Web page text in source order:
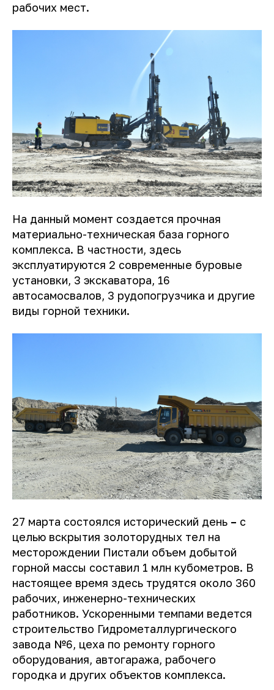
рабочих мест.
На данный момент создается прочная
материально-техническая база горного
комплекса. В частности, здесь
эксплуатируются 2 современные буровые
установки, 3 экскаватора, 16
автосамосвалов, 3 рудопогрузчика и другие
виды горной техники.
27 марта состоялся исторический день – с
целью вскрытия золоторудных тел на
месторождении Пистали объем добытой
горной массы составил 1 млн кубометров. В
настоящее время здесь трудятся около 360
рабочих, инженерно-технических
работников. Ускоренными темпами ведется
строительство Гидрометаллургического
завода №6, цеха по ремонту горного
оборудования, автогаража, рабочего
городка и других объектов комплекса.